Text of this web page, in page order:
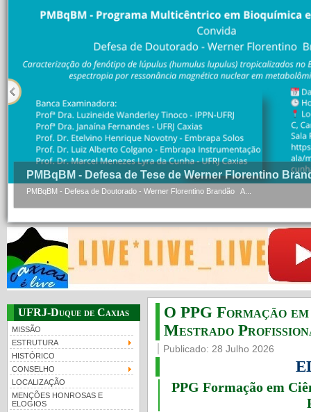
PMBqBM - Defesa de Tese de Werner Florentino
PMBqBM - Defesa de Doutorado - Werner Florentino Brandão A...
UFRJ-Duque de Caxias
MISSÃO
ESTRUTURA
HISTÓRICO
CONSELHO
LOCALIZAÇÃO
MENÇÕES HONROSAS E
ELOGIOS
O PPG Formação
Mestrado
Publicado: 28 Julho 2026
PPG Formação em